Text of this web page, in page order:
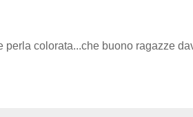
colorata...che buono ragazze